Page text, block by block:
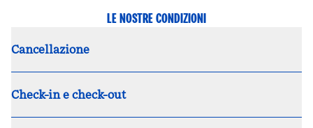
LE NOSTRE CONDIZIONI
Cancellazione
Check-in e check-out